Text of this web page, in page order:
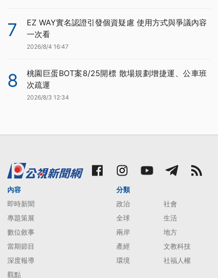
7
EZ WAY實名認證引發個資疑慮 使用方式與爭議內容
一次看
2026/8/4 16:47
8
桃園巨蛋BOT案8/25開標 散場規劃增捷運、公車班
次疏運
2026/8/3 12:34
內容
即時新聞
專題策展
數位敘事
當期節目
深度報導
觀點
分類
政治
社會
全球
生活
兩岸
地方
產經
文教科技
環境
社福人權